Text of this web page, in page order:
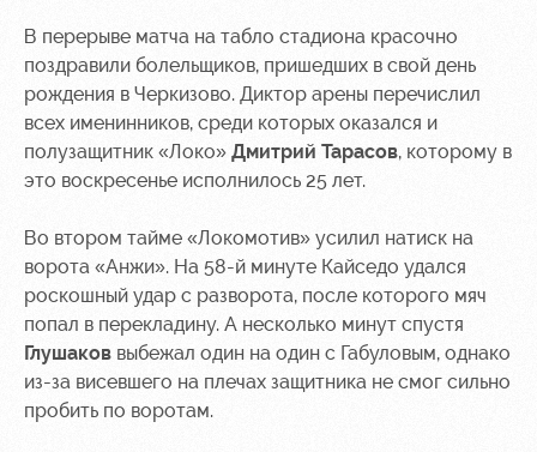
В перерыве матча на табло стадиона красочно
поздравили болельщиков, пришедших в свой день
рождения в Черкизово. Диктор арены перечислил
всех именинников, среди которых оказался и
полузащитник «Локо» Дмитрий Тарасов, которому в
это воскресенье исполнилось 25 лет.
Во втором тайме «Локомотив» усилил натиск на
ворота «Анжи». На 58-й минуте Кайседо удался
роскошный удар с разворота, после которого мяч
попал в перекладину. А несколько минут спустя
Глушаков выбежал один на один с Габуловым, однако
из-за висевшего на плечах защитника не смог сильно
пробить по воротам.